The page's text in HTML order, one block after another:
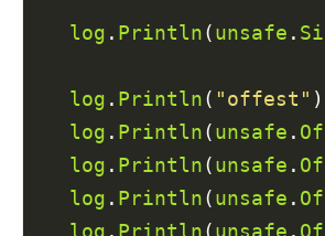
log . Println(unsafe .
log . Println( "offest" )
log . Println(unsafe .
log . Println(unsafe .
log . Println(unsafe .
log . Println(unsafe .